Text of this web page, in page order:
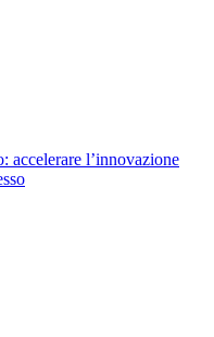
accelerare l’innovazione